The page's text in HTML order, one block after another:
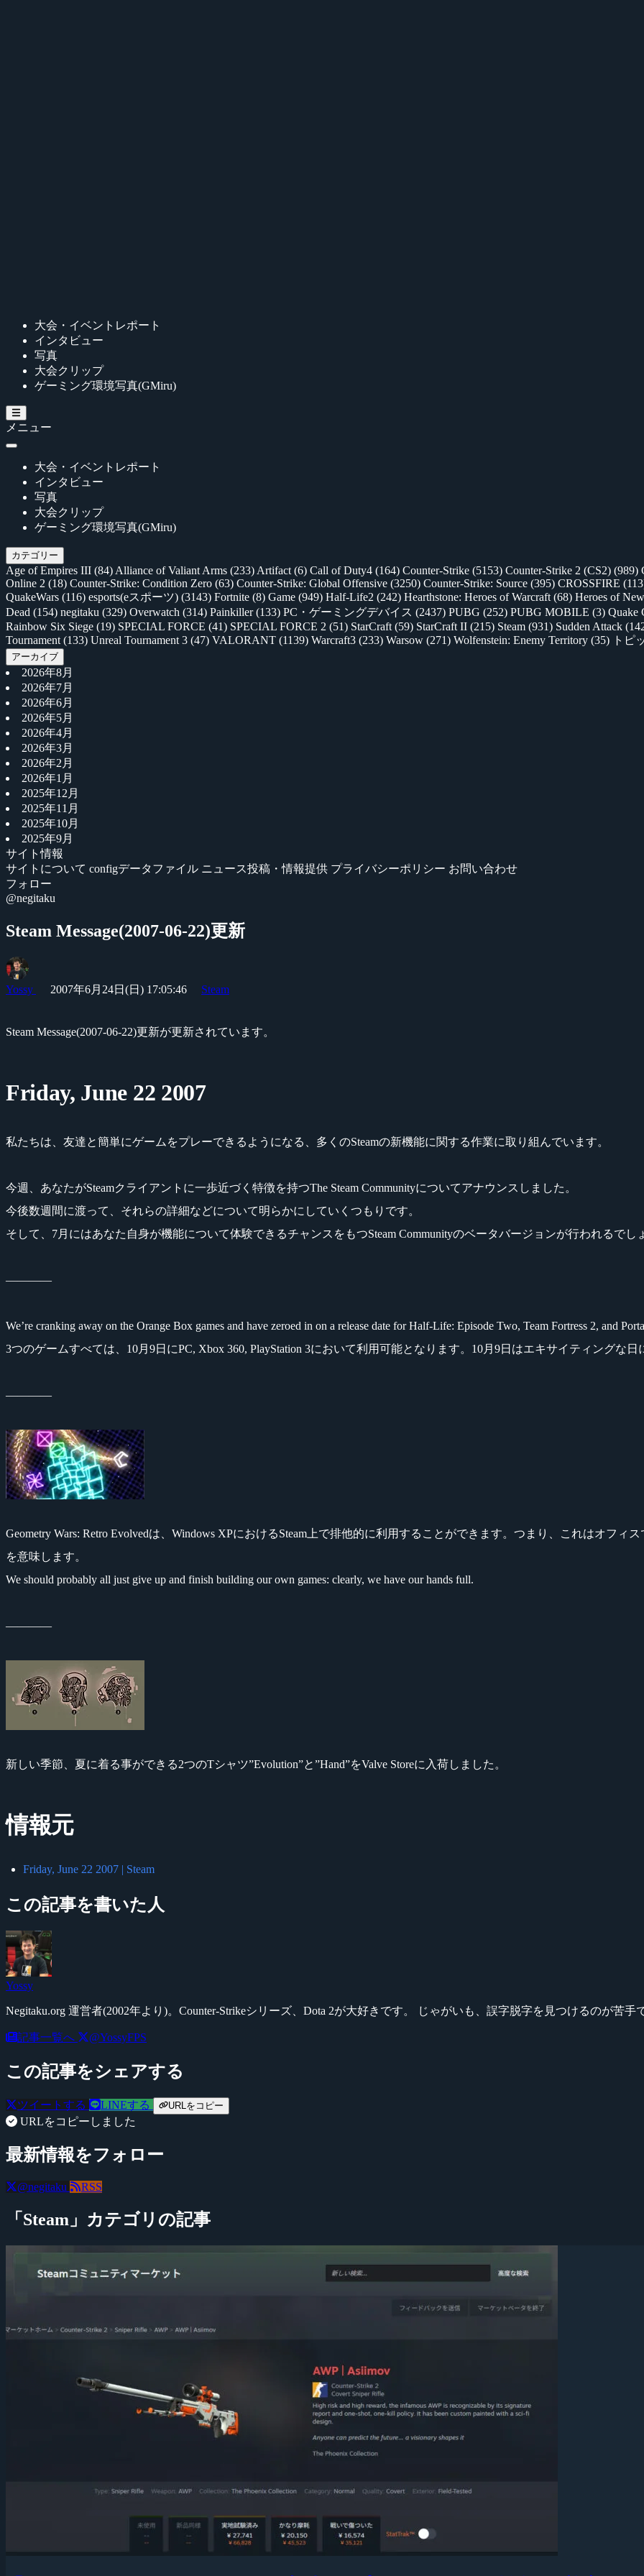
大会・イベントレポート
インタビュー
写真
大会クリップ
ゲーミング環境写真(GMiru)
メニュー
大会・イベントレポート
インタビュー
写真
大会クリップ
ゲーミング環境写真(GMiru)
カテゴリー
Age of Empires III (84) Alliance of Valiant Arms (233) Artifact (6) Call of Duty4 (164) Counter-Strike (5153) Counter-Strike 2 (CS2) (989)
Online 2 (18) Counter-Strike: Condition Zero (63) Counter-Strike: Global Offensive (3250) Counter-Strike: Source (395) CROSSFIRE
QuakeWars (116) esports(eスポーツ) (3143) Fortnite (8) Game (949) Half-Life2 (242) Hearthstone: Heroes of Warcraft (68) Heroes of
Dead (154) negitaku (329) Overwatch (314) Painkiller(133) PC・ゲーミングデバイス (2437) PUBG (252) PUBG MOBILE (3) Quake
Rainbow Six Siege (19) SPECIAL FORCE (41) SPECIAL FORCE 2 (51) StarCraft (59) StarCraft II (215) Steam (931) Sudden Attack
Tournament (133) Unreal Tournament 3 (47) VALORANT (1139) Warcraft3 (233) Warsow (271) Wolfenstein: Enemy Territory (35) トピ
アーカイブ
2026年8月
2026年7月
2026年6月
2026年5月
2026年4月
2026年3月
2026年2月
2026年1月
2025年12月
2025年11月
2025年10月
2025年9月
サイト情報
サイトについて configデータファイル ニュース投稿・情報提供 プライバシーポリシー お問い合わせ
フォロー
@negitaku
Steam Message(2007-06-22)更新
Yossy 2007年6月24日(日) 17:05:46 Steam
Steam Message(2007-06-22)更新が更新されています。
Friday, June 22 2007
私たちは、友達と簡単にゲームをプレーできるようになる、多くのSteamの新機能に関する作業に取り組んでいます。
今週、あなたがSteamクライアントに一歩近づく特徴を持つThe Steam Communityについてアナウンスしました。
今後数週間に渡って、それらの詳細などについて明らかにしていくつもりです。
そして、7月にはあなた自身が機能について体験できるチャンスをもつSteam Communityのベータバージョンが行われるでし
――――
We’re cranking away on the Orange Box games and have zeroed in on a release date for Half-Life: Episode Two, Team Fortress 2, and
3つのゲームすべては、10月9日にPC, Xbox 360, PlayStation 3において利用可能となります。10月9日はエキサイティングな
――――
Geometry Wars: Retro Evolvedは、Windows XPにおけるSteam上で排他的に利用することができます。つまり、これはオフィ
を意味します。
We should probably all just give up and finish building our own games: clearly, we have our hands full.
――――
新しい季節、夏に着る事ができる2つのTシャツ”Evolution”と”Hand”をValve Storeに入荷しました。
情報元
Friday, June 22 2007 | Steam
この記事を書いた人
Yossy
Negitaku.org 運営者(2002年より)。Counter-Strikeシリーズ、Dota 2が大好きです。 じゃがいも、誤字脱字を見つけるのが苦
記事一覧へ @YossyFPS
この記事をシェアする
ツイートする LINEする URLをコピー
URLをコピーしました
最新情報をフォロー
@negitaku RSS
「Steam」カテゴリの記事